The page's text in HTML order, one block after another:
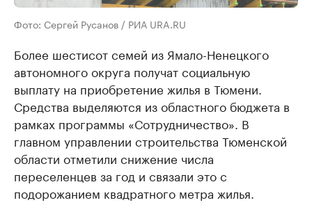
Фото: Сергей Русанов / РИА URA.RU
Более шестисот семей из Ямало-Ненецкого
автономного округа получат социальную
выплату на приобретение жилья в Тюмени.
Средства выделяются из областного бюджета в
рамках программы «Сотрудничество». В
главном управлении строительства Тюменской
области отметили снижение числа
переселенцев за год и связали это с
подорожанием квадратного метра жилья.